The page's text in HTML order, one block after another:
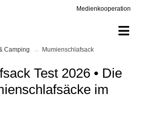
Medienkooperation
Camping Mumienschlafsack
im